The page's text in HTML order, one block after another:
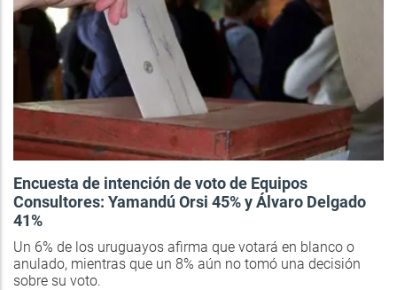
Encuesta de intención de voto de Equipos
Consultores: Yamandú Orsi 45% y Álvaro Delgado
41%
Un 6% de los uruguayos afirma que votará en blanco o
anulado, mientras que un 8% aún no tomó una decisión
sobre su voto.